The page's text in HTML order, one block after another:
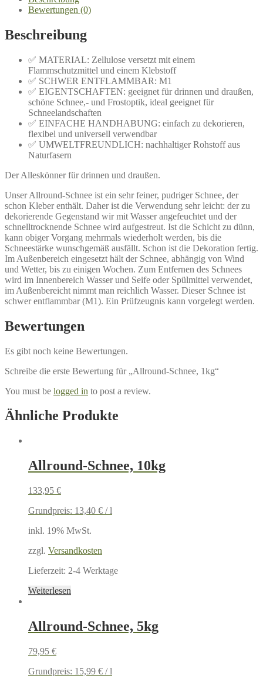
Bewertungen (0)
Beschreibung
✅ MATERIAL: Zellulose versetzt mit einem
Flammschutzmittel und einem Klebstoff
✅ SCHWER ENTFLAMMBAR: M1
✅ EIGENTSCHAFTEN: geeignet für drinnen und draußen,
schöne Schnee,- und Frostoptik, ideal geeignet für
Schneelandschaften
✅ EINFACHE HANDHABUNG: einfach zu dekorieren,
flexibel und universell verwendbar
✅ UMWELTFREUNDLICH: nachhaltiger Rohstoff aus
Naturfasern
Der Alleskönner für drinnen und draußen.
Unser Allround-Schnee ist ein sehr feiner, pudriger Schnee, der
schon Kleber enthält. Daher ist die Verwendung sehr leicht: der zu
dekorierende Gegenstand wir mit Wasser angefeuchtet und der
schnelltrocknende Schnee wird aufgestreut. Ist die Schicht zu dünn,
kann obiger Vorgang mehrmals wiederholt werden, bis die
Schneestärke wunschgemäß ausfällt. Schon ist die Dekoration fertig.
Im Außenbereich eingesetzt hält der Schnee, abhängig von Wind
und Wetter, bis zu einigen Wochen. Zum Entfernen des Schnees
wird im Innenbereich Wasser und Seife oder Spülmittel verwendet,
im Außenbereicht nimmt man reichlich Wasser. Dieser Schnee ist
schwer entflammbar (M1). Ein Prüfzeugnis kann vorgelegt werden.
Bewertungen
Es gibt noch keine Bewertungen.
Schreibe die erste Bewertung für „Allround-Schnee, 1kg“
You must be logged in to post a review.
Ähnliche Produkte
Allround-Schnee, 10kg
133,95 €
Grundpreis: 13,40 € /l
inkl. 19% MwSt.
zzgl. Versandkosten
Lieferzeit: 2-4 Werktage
Weiterlesen
Allround-Schnee, 5kg
79,95 €
Grundpreis: 15,99 € /l